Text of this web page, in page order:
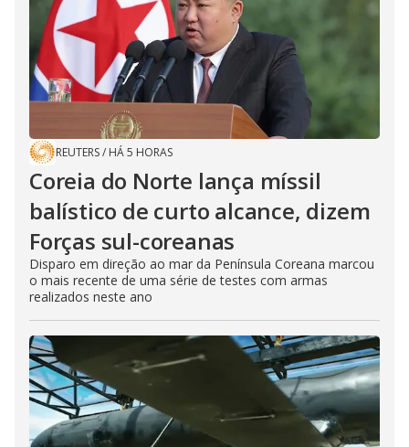
REUTERS/ HÁ 5 HORAS
Coreia do Norte lança míssil
balístico de curto alcance, dizem
Forças sul-coreanas
Disparo em direção ao mar da Península Coreana marcou
o mais recente de uma série de testes com armas
realizados neste ano